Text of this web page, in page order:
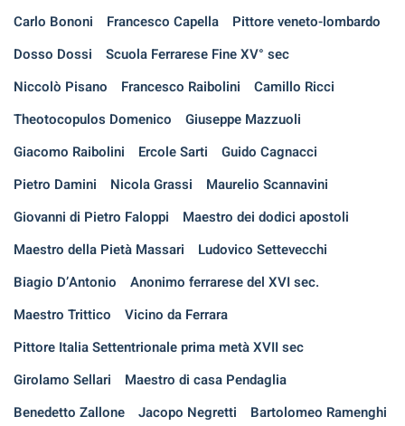
Carlo Bononi
Francesco Capella
Pittore veneto-lombardo
Dosso Dossi
Scuola Ferrarese Fine XV° sec
Niccolò Pisano
Francesco Raibolini
Camillo Ricci
Theotocopulos Domenico
Giuseppe Mazzuoli
Giacomo Raibolini
Ercole Sarti
Guido Cagnacci
Pietro Damini
Nicola Grassi
Maurelio Scannavini
Giovanni di Pietro Faloppi
Maestro dei dodici apostoli
Maestro della Pietà Massari
Ludovico Settevecchi
Biagio D’Antonio
Anonimo ferrarese del XVI sec.
Maestro Trittico
Vicino da Ferrara
Pittore Italia Settentrionale prima metà XVII sec
Girolamo Sellari
Maestro di casa Pendaglia
Benedetto Zallone
Jacopo Negretti
Bartolomeo Ramenghi